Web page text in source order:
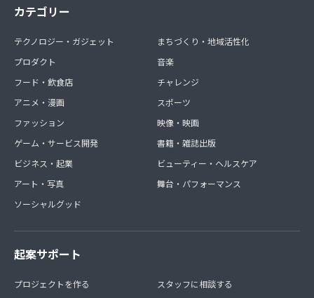
カテゴリー
テクノロジー・ガジェット
プロダクト
フード・飲食店
アニメ・漫画
ファッション
ゲーム・サービス開発
ビジネス・起業
アート・写真
ソーシャルグッド
まちづくり・地域活性化
音楽
チャレンジ
スポーツ
映像・映画
書籍・雑誌出版
ビューティー・ヘルスケア
舞台・パフォーマンス
起案サポート
プロジェクトを作る
スタッフに相談する